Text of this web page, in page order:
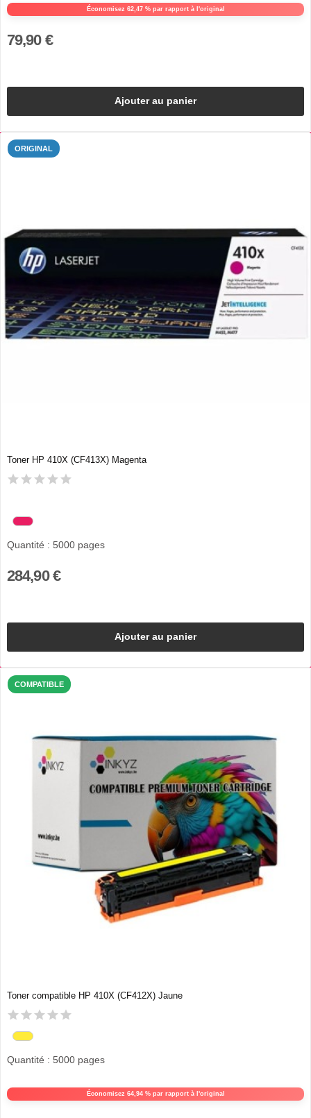
Économisez 62,47 % par rapport à l'original
79,90 €
Ajouter au panier
ORIGINAL
Toner HP 410X (CF413X) Magenta
Quantité : 5000 pages
284,90 €
Ajouter au panier
COMPATIBLE
Toner compatible HP 410X (CF412X) Jaune
Économisez 64,94 % par rapport à l'original
Quantité : 5000 pages